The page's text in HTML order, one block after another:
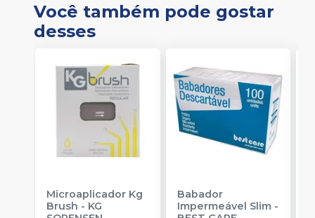
Você também pode gostar
desses
Microaplicador Kg
Brush - KG
Babador
Impermeável Slim-